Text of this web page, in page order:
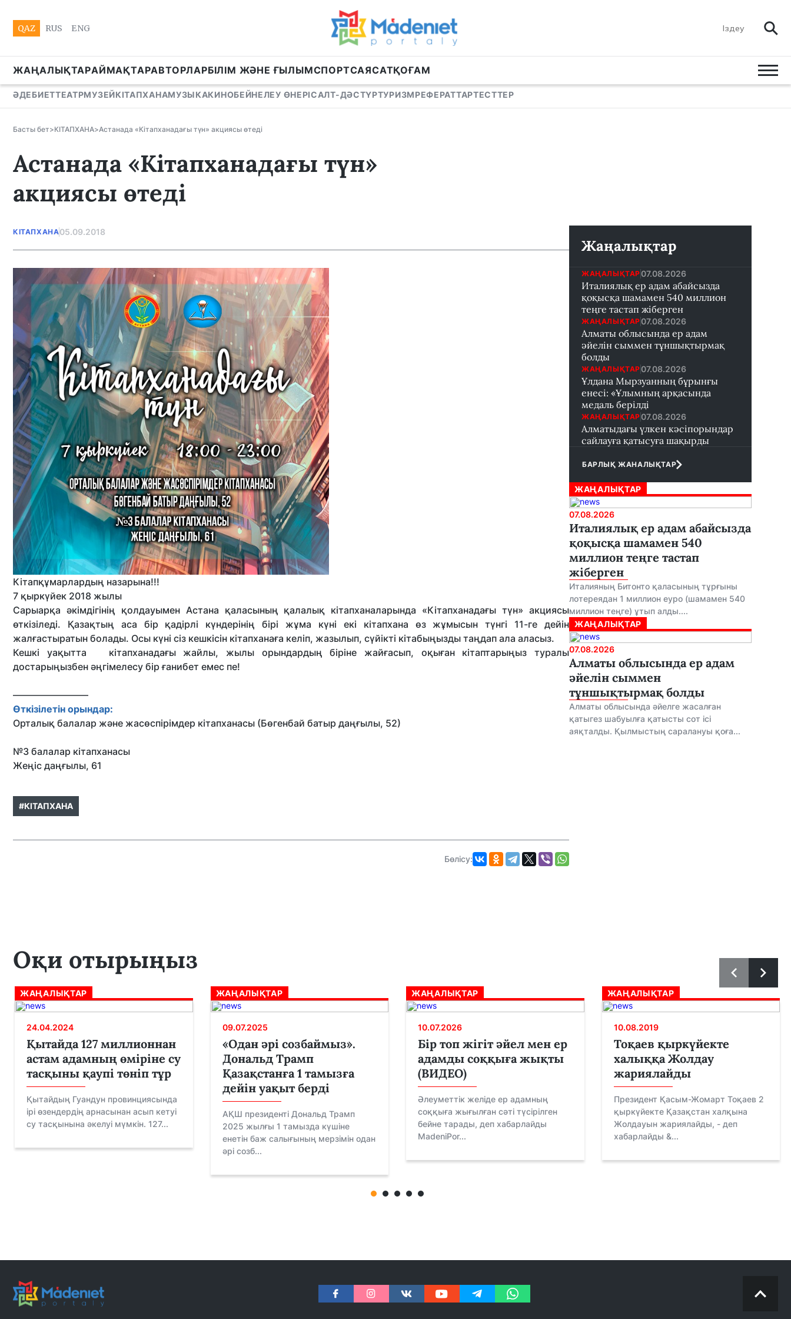
QAZ RUS ENG
ЖАҢАЛЫҚТАРАЙМАҚТАРАВТОРЛАРБІЛІМ ЖӘНЕ ҒЫЛЫМСПОРТСАЯСАТҚОҒАМ
ӘДЕБИЕТТЕАТРМУЗЕЙКІТАПХАНАМУЗЫКАКИНОБЕЙНЕЛЕУ ӨНЕРІСАЛТ-ДӘСТҮРТУРИЗМРЕФЕРАТТАРТЕСТТЕР
Басты бет>КІТАПХАНА>Астанада «Кітапханадағы түн» акциясы өтеді
Астанада «Кітапханадағы түн»
акциясы өтеді
КІТАПХАНА05.09.2018
Кітапқұмарлардың назарына!!!
7 қыркүйек 2018 жылы
Сарыарқа әкімдігінің қолдауымен Астана қаласының қалалық кітапханаларында «Кітапханадағы түн» акциясы
өткізіледі. Қазақтың аса бір қадірлі күндерінің бірі жұма күні екі кітапхана өз жұмысын түнгі 11-ге дейін
жалғастыратын болады. Осы күні сіз кешкісін кітапханаға келіп, жазылып, сүйікті кітабыңызды таңдап ала аласыз.
Кешкі уақытта кітапханадағы жайлы, жылы орындардың біріне жайғасып, оқыған кітаптарыңыз туралы
достарыңызбен әңгімелесу бір ғанибет емес пе!
————————
Өткізілетін орындар:
Орталық балалар және жасөспірімдер кітапханасы (Бөгенбай батыр даңғылы, 52)
№3 балалар кітапханасы
Жеңіс даңғылы, 61
#КІТАПХАНА
Бөлісу:
Жаңалықтар
ЖАҢАЛЫҚТАР 07.08.2026
Италиялық ер адам абайсызда
қоқысқа шамамен 540 миллион
теңге тастап жіберген
ЖАҢАЛЫҚТАР 07.08.2026
Алматы облысында ер адам
әйелін сыммен тұншықтырмақ
болды
ЖАҢАЛЫҚТАР 07.08.2026
Ұлдана Мырзуанның бұрынғы
енесі: «Ұлымның арқасында
медаль берілді
ЖАҢАЛЫҚТАР 07.08.2026
Алматыдағы үлкен кәсіпорындар
сайлауға қатысуға шақырды
БАРЛЫҚ ЖАНАЛЫҚТАР
ЖАҢАЛЫҚТАР
07.08.2026
Италиялық ер адам абайсызда
қоқысқа шамамен 540
миллион теңге тастап
жіберген
Италияның Битонто қаласының тұрғыны
лотереядан 1 миллион еуро (шамамен 540
миллион теңге) ұтып алды....
ЖАҢАЛЫҚТАР
07.08.2026
Алматы облысында ер адам
әйелін сыммен
тұншықтырмақ болды
Алматы облысында әйелге жасалған
қатыгез шабуылға қатысты сот ісі
аяқталды. Қылмыстың саралануы қоға...
Оқи отырыңыз
ЖАҢАЛЫҚТАР
24.04.2024
Қытайда 127 миллионнан
астам адамның өміріне су
тасқыны қаупі төніп тұр
Қытайдың Гуандун провинциясында
ірі өзендердің арнасынан асып кетуі
су тасқынына әкелуі мүмкін. 127...
ЖАҢАЛЫҚТАР
09.07.2025
«Одан әрі созбаймыз».
Дональд Трамп
Қазақстанға 1 тамызға
дейін уақыт берді
АҚШ президенті Дональд Трамп
2025 жылғы 1 тамызда күшіне
енетін баж салығының мерзімін одан
әрі созб...
ЖАҢАЛЫҚТАР
10.07.2026
Бір топ жігіт әйел мен ер
адамды соққыға жықты
(ВИДЕО)
Әлеуметтік желіде ер адамның
соққыға жығылған сәті түсірілген
бейне тарады, деп хабарлайды
MadeniPor...
ЖАҢАЛЫҚТАР
10.08.2019
Тоқаев қыркүйекте
халыққа Жолдау
жариялайды
Президент Қасым-Жомарт Тоқаев 2
қыркүйекте Қазақстан халқына
Жолдауын жариялайды, - деп
хабарлайды &...